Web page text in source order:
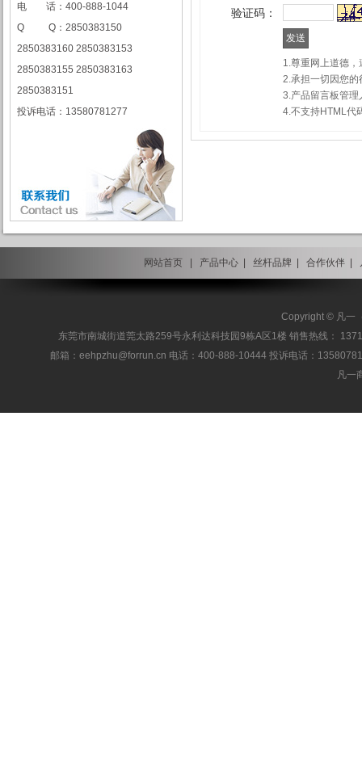
电 话：400-888-1044
Q Q：2850383150
2850383160 2850383153
2850383155 2850383163
2850383151
投诉电话：13580781277
验证码：
1.尊重网上道德
2.承担一切因您
3.产品留言板管
4.不支持HTML代
网站首页 产品中心 丝杆品牌 合作伙伴
Copyright © 凡一
东莞市南城街道莞太路259号永利达科技园9栋A区1楼 销售热线：
邮箱：eehpzhu@for​run.cn 电话：400-888-10444 投诉电话：
凡一